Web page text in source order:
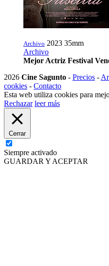
Archivo 2023 35mm
Archivo
Mejor Actriz Festival
2026 Cine Sagunto - Precios -
cookies - Contacto
Esta web utiliza cookies para
Rechazar leer más
Cerrar
Siempre activado
GUARDAR Y ACEPTAR